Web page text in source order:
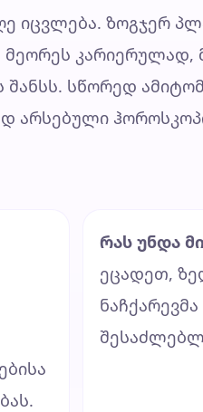
იცვლება. ზოგჯერ
კარიერულად,
სწორედ
არსებული
რას უნდა
ეცადეთ,